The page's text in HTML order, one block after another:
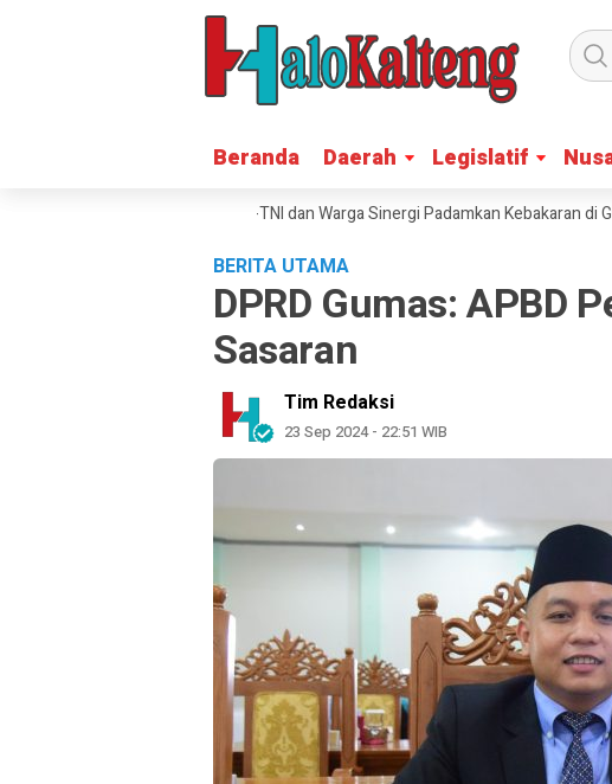
Beranda Daerah Legislatif
Beranda Daerah Legislatif
Petak Bahandang, Polisi-TNI dan Warga Sinergi Padamkan Kebakaran di
BERITA UTAMA
DPRD Gumas: APBD
Sasaran
Tim Redaksi
23 Sep 2024 - 22:51 WIB